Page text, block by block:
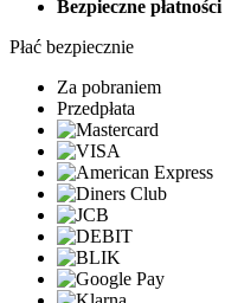
Bezpieczne płatności
Płać bezpiecznie
Za pobraniem
Przedpłata